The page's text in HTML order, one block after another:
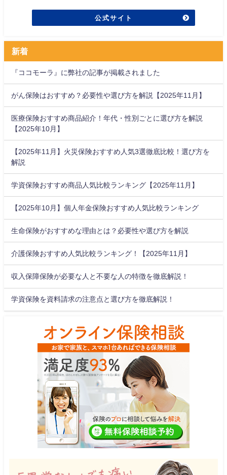
公式サイト
新着
『ココモーラ』に弊社の記事が掲載されました
がん保険はおすすめ？必要性や選び方を解説【2025年11月】
医療保険おすすめ商品紹介！年代・性別ごとに選び方を解説
【2025年10月】
【2025年11月】火災保険おすすめ人気3選徹底比較！選び方を
解説
学資保険おすすめ商品人気比較ランキング【2025年11月】
【2025年10月】個人年金保険おすすめ人気比較ランキング
生命保険がおすすめな理由とは？必要性や選び方を解説
介護保険おすすめ人気比較ランキング！【2025年11月】
収入保障保険が必要な人と不要な人の特徴を徹底解説！
学資保険を資料請求の注意点と選び方を徹底解説！